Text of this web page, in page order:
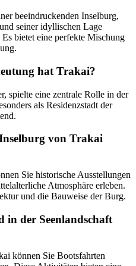
beeindruckenden Inselburg,
seiner idyllischen Lage
bietet eine perfekte Mischung
hat Trakai?
spielte eine zentrale Rolle in der
als Residenzstadt der
von Trakai
Sie historische Ausstellungen
Atmosphäre erleben.
und die Bauweise der Burg.
in der Seenlandschaft
können Sie Bootsfahrten